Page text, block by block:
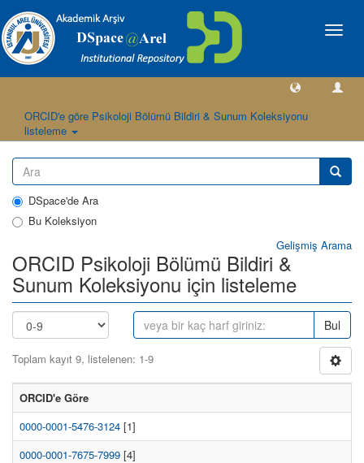
Geçiş
ORCID'e göre Psikoloji Bölümü Bildiri & Sunum Koleksiyonu
listeleme
DSpace'de Ara
Bu Koleksiyon
Gelişmiş Arama
ORCID Psikoloji Bölümü Bildiri &
Sunum Koleksiyonu için listeleme
Bul
Toplam kayıt 9, listelenen: 1-9
ORCID'e Göre
0000-0001-5476-3124 [1]
0000-0001-7675-7999 [4]